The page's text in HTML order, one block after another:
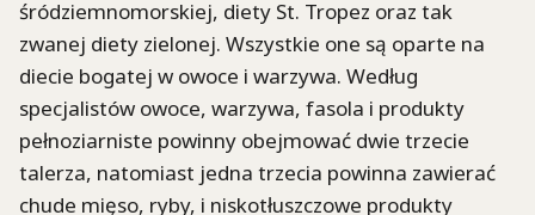
śródziemnomorskiej, diety St. Tropez oraz tak
zwanej diety zielonej. Wszystkie one są oparte na
diecie bogatej w owoce i warzywa. Według
specjalistów owoce, warzywa, fasola i produkty
pełnoziarniste powinny obejmować dwie trzecie
talerza, natomiast jedna trzecia powinna zawierać
chude mięso, ryby, i niskotłuszczowe produkty